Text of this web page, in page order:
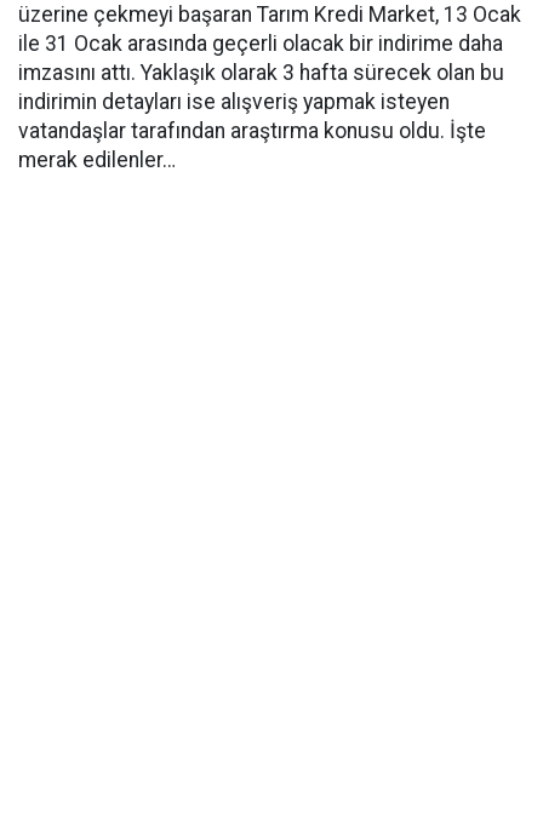
üzerine çekmeyi başaran Tarım Kredi Market, 13 Ocak
ile 31 Ocak arasında geçerli olacak bir indirime daha
imzasını attı. Yaklaşık olarak 3 hafta sürecek olan bu
indirimin detayları ise alışveriş yapmak isteyen
vatandaşlar tarafından araştırma konusu oldu. İşte
merak edilenler…